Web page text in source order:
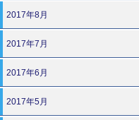
2017年8月
2017年7月
2017年6月
2017年5月